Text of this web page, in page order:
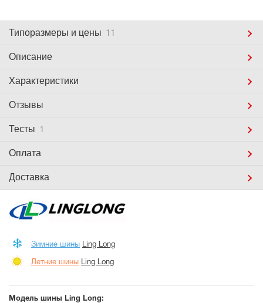
Типоразмеры и цены 11
Описание
Характеристики
Отзывы
Тесты 1
Оплата
Доставка
Зимние шины Ling Long
Летние шины Ling Long
Модель шины Ling Long: